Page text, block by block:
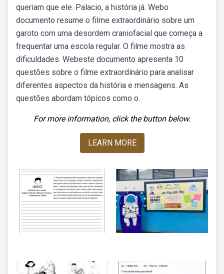
queriam que ele. Palacio, a história já. Webo
documento resume o filme extraordinário sobre um
garoto com uma desordem craniofacial que começa a
frequentar uma escola regular. O filme mostra as
dificuldades. Webeste documento apresenta 10
questões sobre o filme extraordinário para analisar
diferentes aspectos da história e mensagens. As
questões abordam tópicos como o.
For more information, click the button below.
LEARN MORE